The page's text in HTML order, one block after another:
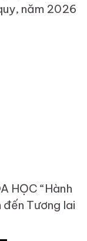
năm 2026
HỌC “Hành
Tương lai